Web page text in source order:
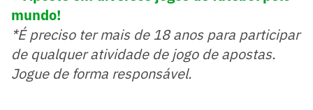
mundo!
*É preciso ter mais de 18 anos para participar
de qualquer atividade de jogo de apostas.
Jogue de forma responsável.